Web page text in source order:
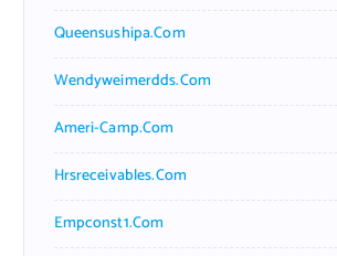
Queensushipa.com
Wendyweimerdds.com
Ameri-Camp.com
Hrsreceivables.com
Empconst1.com